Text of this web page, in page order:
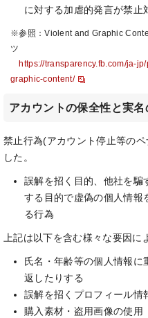
に対する加虐的発言が禁止
※参照：Violent and Graphic
ツ
https://transparency.fb.com/ja-
graphic-content/
アカウントの保全性と実名
禁止行為(アカウント停止等の
した。
誤解を招く目的、他社を騙
する目的で虚偽の個人情報
る行為
上記は以下を含む様々な要因に
氏名・年齢等の個人情報に
返したりする
誤解を招くプロフィール情
購入素材・盗用画像の使用